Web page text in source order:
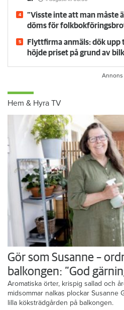
”Visste inte att man måste
döms för
Flyttfirma anmäls: dök
höjde priset på grund av
Hem & Hyra TV
Gör som Susanne –
balkongen: ”God
Aromatiska örter, krispig sallad och
midsommar nalkas plockar Susanne
lilla köksträdgården på balkongen.